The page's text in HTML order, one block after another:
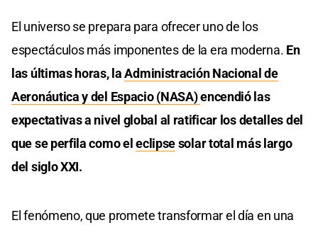
El universo se prepara para ofrecer uno de los
espectáculos más imponentes de la era moderna. En
las últimas horas, laAdministración Nacional de
Aeronáutica y del Espacio (NASA)encendió las
expectativas a nivel global al ratificar los detalles del
que se perfila como eleclipsesolar total más largo
del siglo XXI.
El fenómeno, que promete transformar el día en una